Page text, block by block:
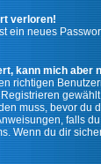
verloren!
ein neues
kann mich aber
richtigen
gewählt
muss, bevor du
falls
Wenn du dir